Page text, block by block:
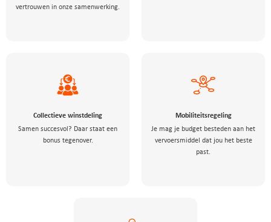
vertrouwen in onze samenwerking.
Collectieve winstdeling
Samen succesvol? Daar staat een
bonus tegenover.
Mobiliteitsregeling
Je mag je budget besteden aan het
vervoersmiddel dat jou het beste
past.